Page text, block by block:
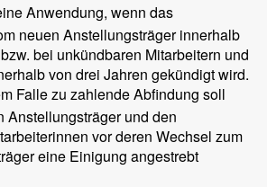
Anwendung, wenn das
neuen Anstellungsträger innerhalb
bei unkündbaren Mitarbeitern und
von drei Jahren gekündigt wird.
Falle zu zahlende Abfindung soll
Anstellungsträger und den
vor deren Wechsel zum
eine Einigung angestrebt